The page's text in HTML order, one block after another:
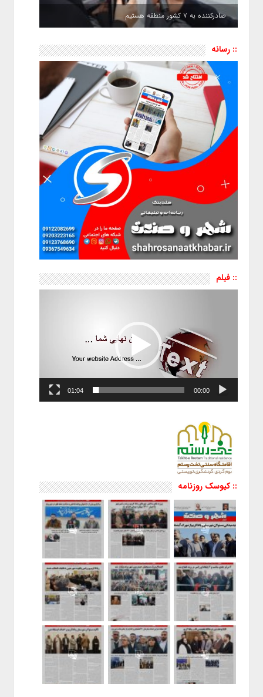
صادرکننده به ۷ کشور منطقه هستیم
:: رسانه
:: فیلم
نمایشگر
00:00
01:04
:: کیوسک روزنامه